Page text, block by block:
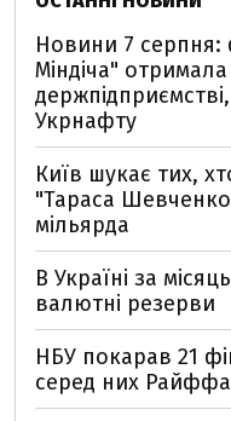
Новини 7 серпня:
Міндіча"
Укрнафту
Київ шукає тих,
"Тараса
мільярда
В Україні за
валютні резерви
НБУ покарав 21
серед них